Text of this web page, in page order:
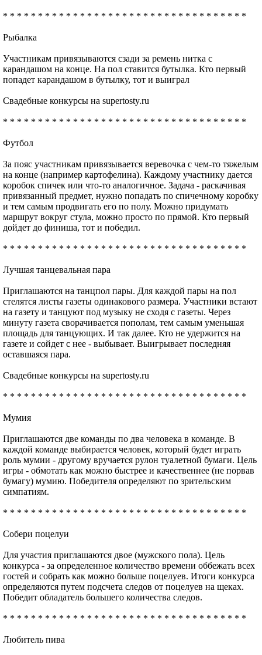
* * * * * * * * * * * * * * * * * * * * * * * * * * * * * * * * * * *
Рыбалка
Участникам привязываются сзади за ремень нитка с
карандашом на конце. На пол ставится бутылка. Кто первый
попадет карандашом в бутылку, тот и выиграл
Свадебные конкурсы на supertosty.ru
* * * * * * * * * * * * * * * * * * * * * * * * * * * * * * * * * * *
Футбол
За пояс участникам привязывается веревочка с чем-то тяжелым
на конце (например картофелина). Каждому участнику дается
коробок спичек или что-то аналогичное. Задача - раскачивая
привязанный предмет, нужно попадать по спичечному коробку
и тем самым продвигать его по полу. Можно придумать
маршрут вокруг стула, можно просто по прямой. Кто первый
дойдет до финиша, тот и победил.
* * * * * * * * * * * * * * * * * * * * * * * * * * * * * * * * * * *
Лучшая танцевальная пара
Приглашаются на танцпол пары. Для каждой пары на пол
стелятся листы газеты одинакового размера. Участники встают
на газету и танцуют под музыку не сходя с газеты. Через
минуту газета сворачивается пополам, тем самым уменьшая
площадь для танцующих. И так далее. Кто не удержится на
газете и сойдет с нее - выбывает. Выигрывает последняя
оставшаяся пара.
Свадебные конкурсы на supertosty.ru
* * * * * * * * * * * * * * * * * * * * * * * * * * * * * * * * * * *
Мумия
Приглашаются две команды по два человека в команде. В
каждой команде выбирается человек, который будет играть
роль мумии - другому вручается рулон туалетной бумаги. Цель
игры - обмотать как можно быстрее и качественнее (не порвав
бумагу) мумию. Победителя определяют по зрительским
симпатиям.
* * * * * * * * * * * * * * * * * * * * * * * * * * * * * * * * * * *
Собери поцелуи
Для участия приглашаются двое (мужского пола). Цель
конкурса - за определенное количество времени оббежать всех
гостей и собрать как можно больше поцелуев. Итоги конкурса
определяются путем подсчета следов от поцелуев на щеках.
Победит обладатель большего количества следов.
* * * * * * * * * * * * * * * * * * * * * * * * * * * * * * * * * * *
Любитель пива